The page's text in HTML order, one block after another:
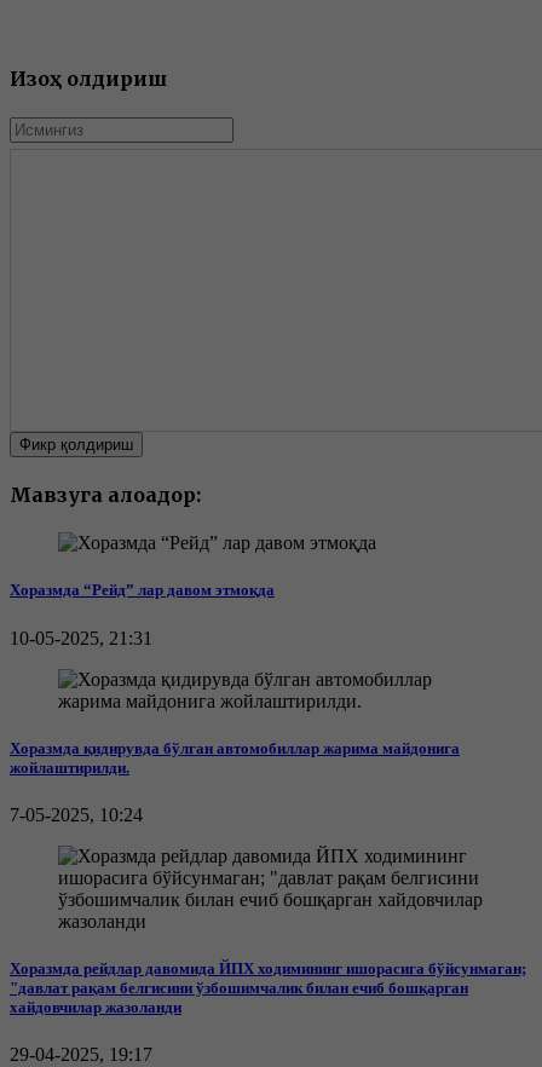
Изоҳ қолдириш
Фикр қолдириш
Мавзуга алоқадор:
Хоразмда “Рейд” лар давом этмоқда
10-05-2025, 21:31
Хоразмда қидирувда бўлган автомобиллар жарима майдонига
жойлаштирилди.
7-05-2025, 10:24
Хоразмда рейдлар давомида ЙПХ ходимининг ишорасига бўйсунмаган;
"давлат рақам белгисини ўзбошимчалик билан ечиб бошқарган
хайдовчилар жазоланди
29-04-2025, 19:17